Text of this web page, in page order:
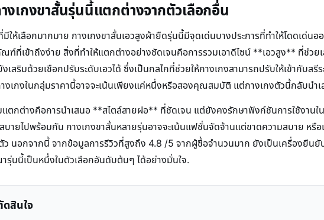
งเกงขาสั้นรุ่นนี้แตกต่างจากตัวเลือกอื่น
มีให้เลือกมากมาย กางเกงขาสั้นเอวสูงผ้ายืดรุ่นนี้มีจุดเด่นบางประการที่ทำให้โดดเ
ณฑ์ที่เข้าถึงง่าย สิ่งที่ทำให้แตกต่างอย่างชัดเจนคือการรวมเอาดีไซน์ **เอวสูง**
เสริมด้วยเชือกปรับระดับเอวได้ ซึ่งเป็นกลไกที่ช่วยให้กางเกงสามารถปรับให้เข้ากับ
งเกงในกลุ่มราคานี้อาจจะเน้นเพียงแค่หนึ่งหรือสองคุณสมบัติ แต่กางเกงตัวนี้กลับน
ตกต่างคือการนำเสนอ **สไตล์สายฝอ** ที่ชัดเจน แต่ยังคงรักษาฟังก์ชันการใช้งานใ
บายไปพร้อมกัน กางเกงขาสั้นหลายรุ่นอาจจะเน้นแฟชั่นจัดจ้านแต่ขาดความสบาย ห
ว นอกจากนี้ จากข้อมูลการรีวิวที่สูงถึง 4.8 /5 จากผู้ซื้อจำนวนมาก ยังเป็นเครื่องยืน
รุ่นนี้เป็นหนึ่งในตัวเลือกอันดับต้นๆ ได้อย่างมั่นใจ.
ดสินใจ